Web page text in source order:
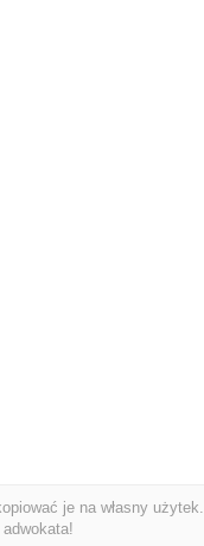
je na własny użytek.